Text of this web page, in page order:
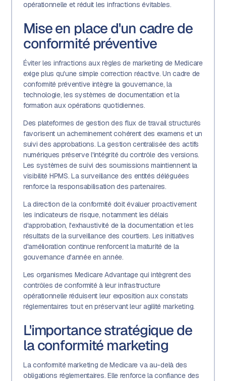
opérationnelle et réduit les infractions évitables.
Mise en place d'un cadre de
conformité préventive
Éviter les infractions aux règles de marketing de Medicare
exige plus qu'une simple correction réactive. Un cadre de
conformité préventive intègre la gouvernance, la
technologie, les systèmes de documentation et la
formation aux opérations quotidiennes.
Des plateformes de gestion des flux de travail structurés
favorisent un acheminement cohérent des examens et un
suivi des approbations. La gestion centralisée des actifs
numériques préserve l'intégrité du contrôle des versions.
Les systèmes de suivi des soumissions maintiennent la
visibilité HPMS. La surveillance des entités déléguées
renforce la responsabilisation des partenaires.
La direction de la conformité doit évaluer proactivement
les indicateurs de risque, notamment les délais
d'approbation, l'exhaustivité de la documentation et les
résultats de la surveillance des courtiers. Les initiatives
d'amélioration continue renforcent la maturité de la
gouvernance d'année en année.
Les organismes Medicare Advantage qui intègrent des
contrôles de conformité à leur infrastructure
opérationnelle réduisent leur exposition aux constats
réglementaires tout en préservant leur agilité marketing.
L'importance stratégique de
la conformité marketing
La conformité marketing de Medicare va au-delà des
obligations réglementaires. Elle renforce la confiance des